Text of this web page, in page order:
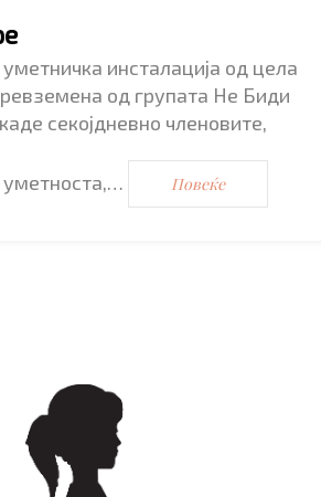
инсталација од цела
од групата Не Биди
секојдневно членовите,
Повеќе